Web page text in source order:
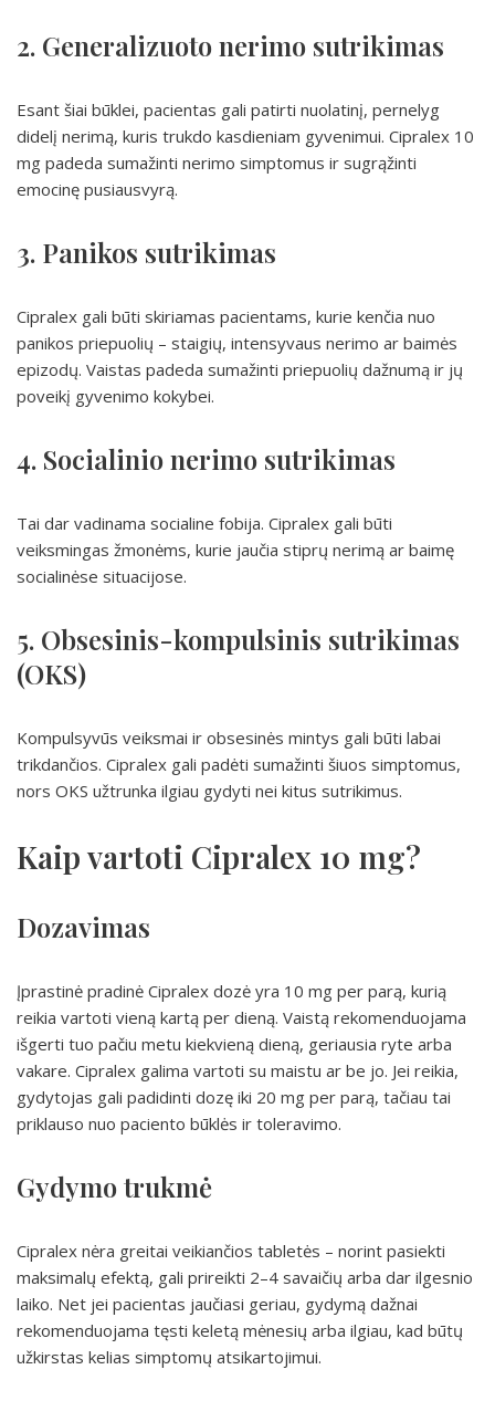
2. Generalizuoto nerimo sutrikimas
Esant šiai būklei, pacientas gali patirti nuolatinį, pernelyg
didelį nerimą, kuris trukdo kasdieniam gyvenimui. Cipralex 10
mg padeda sumažinti nerimo simptomus ir sugrąžinti
emocinę pusiausvyrą.
3. Panikos sutrikimas
Cipralex gali būti skiriamas pacientams, kurie kenčia nuo
panikos priepuolių – staigių, intensyvaus nerimo ar baimės
epizodų. Vaistas padeda sumažinti priepuolių dažnumą ir jų
poveikį gyvenimo kokybei.
4. Socialinio nerimo sutrikimas
Tai dar vadinama socialine fobija. Cipralex gali būti
veiksmingas žmonėms, kurie jaučia stiprų nerimą ar baimę
socialinėse situacijose.
5. Obsesinis-kompulsinis sutrikimas
(OKS)
Kompulsyvūs veiksmai ir obsesinės mintys gali būti labai
trikdančios. Cipralex gali padėti sumažinti šiuos simptomus,
nors OKS užtrunka ilgiau gydyti nei kitus sutrikimus.
Kaip vartoti Cipralex 10 mg?
Dozavimas
Įprastinė pradinė Cipralex dozė yra 10 mg per parą, kurią
reikia vartoti vieną kartą per dieną. Vaistą rekomenduojama
išgerti tuo pačiu metu kiekvieną dieną, geriausia ryte arba
vakare. Cipralex galima vartoti su maistu ar be jo. Jei reikia,
gydytojas gali padidinti dozę iki 20 mg per parą, tačiau tai
priklauso nuo paciento būklės ir toleravimo.
Gydymo trukmė
Cipralex nėra greitai veikiančios tabletės – norint pasiekti
maksimalų efektą, gali prireikti 2–4 savaičių arba dar ilgesnio
laiko. Net jei pacientas jaučiasi geriau, gydymą dažnai
rekomenduojama tęsti keletą mėnesių arba ilgiau, kad būtų
užkirstas kelias simptomų atsikartojimui.